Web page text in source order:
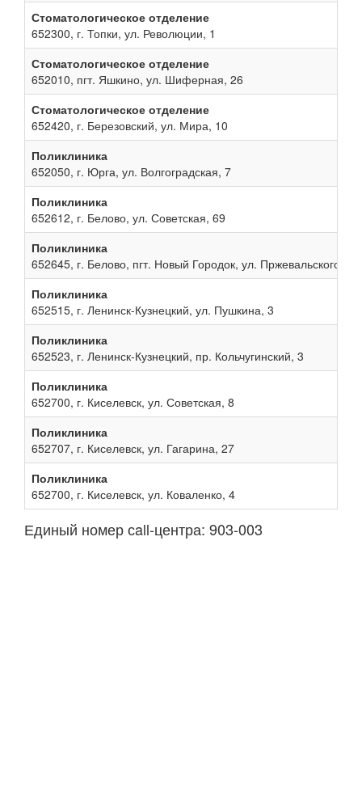
Стоматологическое отделение
652300, г. Топки, ул. Революции, 1
Стоматологическое отделение
652010, пгт. Яшкино, ул. Шиферная, 26
Стоматологическое отделение
652420, г. Березовский, ул. Мира, 10
Поликлиника
652050, г. Юрга, ул. Волгоградская, 7
Поликлиника
652612, г. Белово, ул. Советская, 69
Поликлиника
652645, г. Белово, пгт. Новый Городок, ул. Пржевальского, 13
Поликлиника
652515, г. Ленинск-Кузнецкий, ул. Пушкина, 3
Поликлиника
652523, г. Ленинск-Кузнецкий, пр. Кольчугинский, 3
Поликлиника
652700, г. Киселевск, ул. Советская, 8
Поликлиника
652707, г. Киселевск, ул. Гагарина, 27
Поликлиника
652700, г. Киселевск, ул. Коваленко, 4
Единый номер сall-центра: 903-003